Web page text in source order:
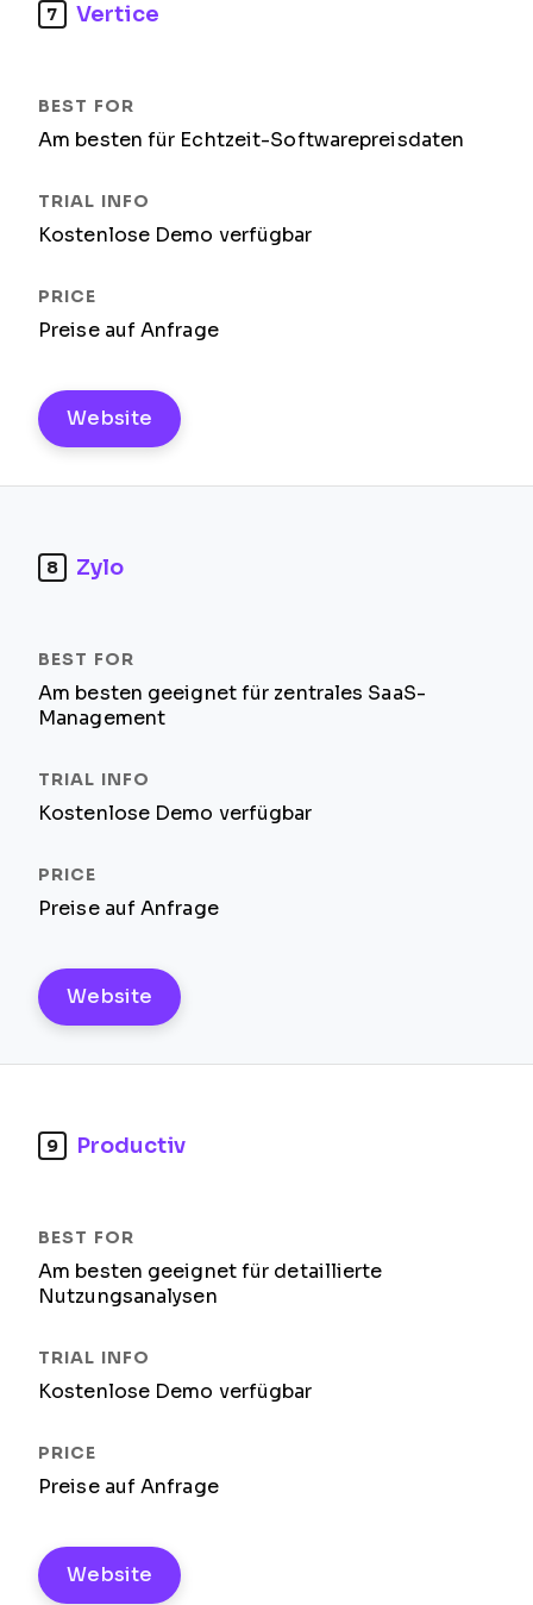
7 Vertice
Am besten für Echtzeit-Softwarepreisdaten
Kostenlose Demo verfügbar
Preise auf Anfrage
Website
8 Zylo
Am besten geeignet für zentrales SaaS-
Management
Kostenlose Demo verfügbar
Preise auf Anfrage
Website
9 Productiv
Am besten geeignet für detaillierte
Nutzungsanalysen
Kostenlose Demo verfügbar
Preise auf Anfrage
Website